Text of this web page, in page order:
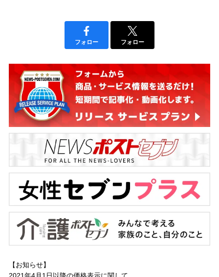
フォロー フォロー
【お知らせ】